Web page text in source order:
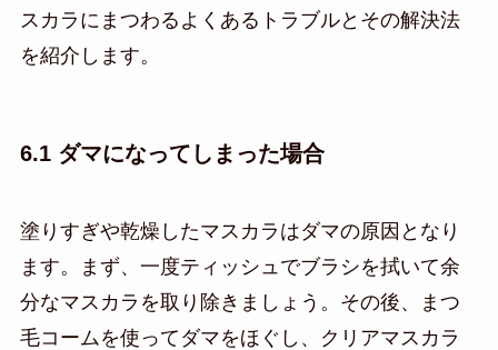
スカラにまつわるよくあるトラブルとその解決法
を紹介します。
6.1 ダマになってしまった場合
塗りすぎや乾燥したマスカラはダマの原因となり
ます。まず、一度ティッシュでブラシを拭いて余
分なマスカラを取り除きましょう。その後、まつ
毛コームを使ってダマをほぐし、クリアマスカラ